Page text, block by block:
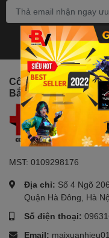
Công Ty TNHH Đầu
Bắc Việt
MST: 0109298176
Địa chỉ: Số 4 Ngõ
Quận Hà Đông, Hà
Số điện thoại:
Email: